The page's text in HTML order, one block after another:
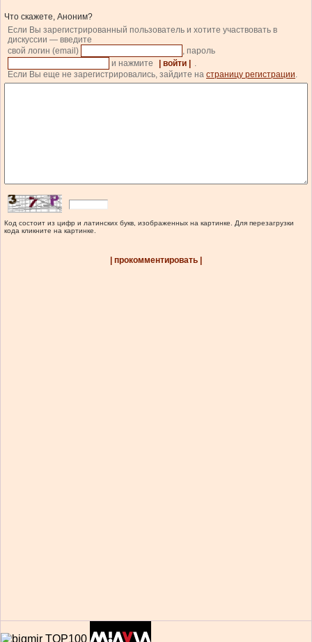
Что скажете, Аноним?
Если Вы зарегистрированный пользователь и хотите участвовать в
дискуссии — введите
свой логин (email)
, пароль
и нажмите
| войти |
.
Если Вы еще не зарегистрировались, зайдите на страницу регистрации.
Код состоит из цифр и латинских букв, изображенных на картинке. Для перезагрузки
кода кликните на картинке.
| прокомментировать |